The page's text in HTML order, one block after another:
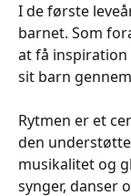
I de første
barnet. Som
at få
sit barn
Rytmen er et
den
musikalitet og
synger, danser